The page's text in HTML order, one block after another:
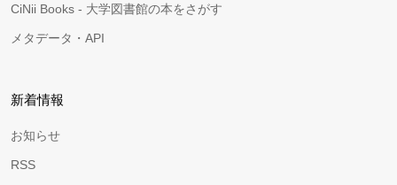
CiNii Books - 大学図書館の本をさがす
メタデータ・API
新着情報
お知らせ
RSS